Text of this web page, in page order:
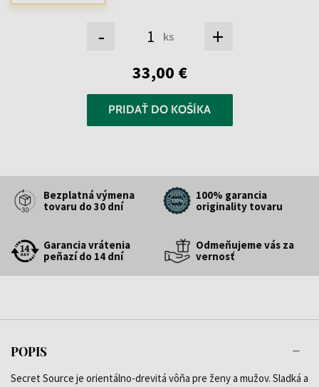
- ks +
33,00 €
PRIDAŤ DO KOŠÍKA
Bezplatná výmena
tovaru do 30 dní
100% garancia
originality tovaru
Garancia vrátenia
peňazí do 14 dní
Odmeňujeme vás za
vernosť
POPIS
Secret Source je orientálno-drevitá vôňa pre ženy a mužov. Sladká a